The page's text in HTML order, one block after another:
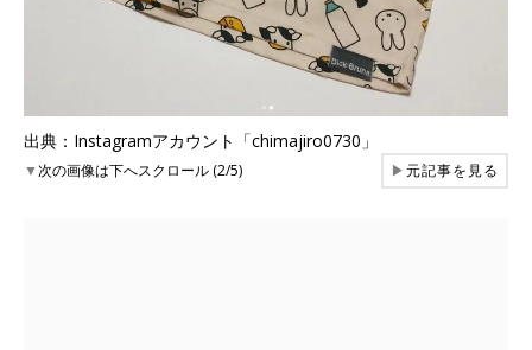
出典：Instagramアカウント「chimajiro0730」
▼次の画像は下へスクロール (2/5) ▶元記事を見る